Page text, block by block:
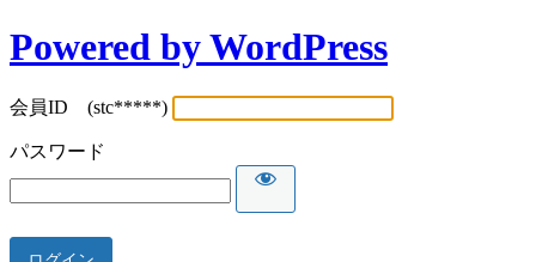
Powered by WordPress
会員ID (stc*****)
パスワード